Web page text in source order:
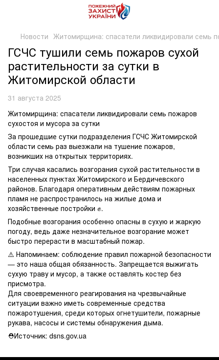
Новости Житомирщина: спасатели ликвидировали семь
ГСЧС тушили семь пожаров сухой
растительности за сутки в
Житомирской области
31 августа 2025
Житомирщина: спасатели ликвидировали семь пожаров
сухостоя и мусора за сутки
За прошедшие сутки подразделения ГСЧС Житомирской
области семь раз выезжали на тушение пожаров,
возникших на открытых территориях.
Три случая касались возгорания сухой растительности в
населенных пунктах Житомирского и Бердичевского
районов. Благодаря оперативным действиям пожарных
пламя не распространилось на жилые дома и
хозяйственные постройки ✊.
Подобные возгорания особенно опасны в сухую и жаркую
погоду, ведь даже незначительное возгорание может
быстро перерасти в масштабный пожар.
⚠️ Напоминаем: соблюдение правил пожарной безопасности
— это наша общая обязанность. Запрещается выжигать
сухую траву и мусор, а также оставлять костер без
присмотра.
Для своевременного реагирования на чрезвычайные
ситуации важно иметь современные средства
пожаротушения, среди которых огнетушители, пожарные
рукава, насосы и системы обнаружения дыма.
⛑Источник: dsns.gov.ua